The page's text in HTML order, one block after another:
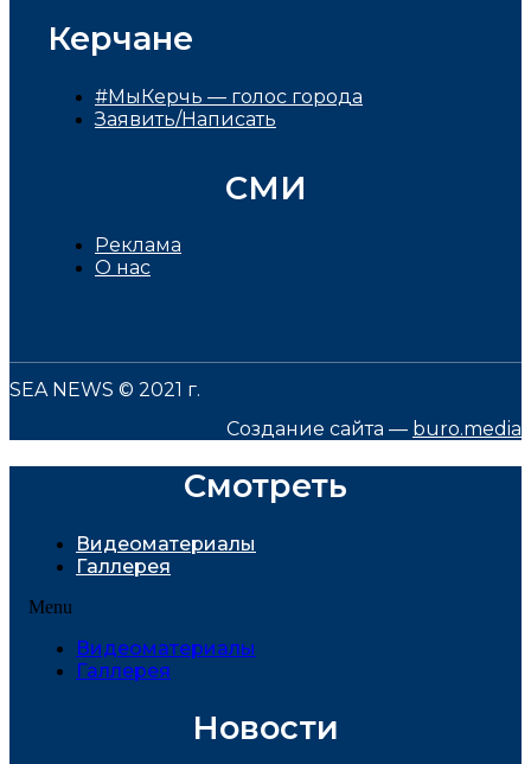
Керчане
#МыКерчь — голос города
Заявить/Написать
СМИ
Реклама
О нас
SEA NEWS © 2021 г.
Создание сайта — buro.media
Смотреть
Видеоматериалы
Галлерея
Menu
Видеоматериалы
Галлерея
Новости